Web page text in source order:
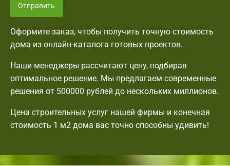
Отправить
Оформите заказ, чтобы получить точную стоимость
дома из онлайн-каталога готовых проектов.
Наши менеджеры рассчитают цену, подбирая
оптимальное решение. Мы предлагаем современные
решения от 500000 рублей до нескольких миллионов.
Цена строительных услуг нашей фирмы и конечная
стоимость 1 м2 дома вас точно способны удивить!